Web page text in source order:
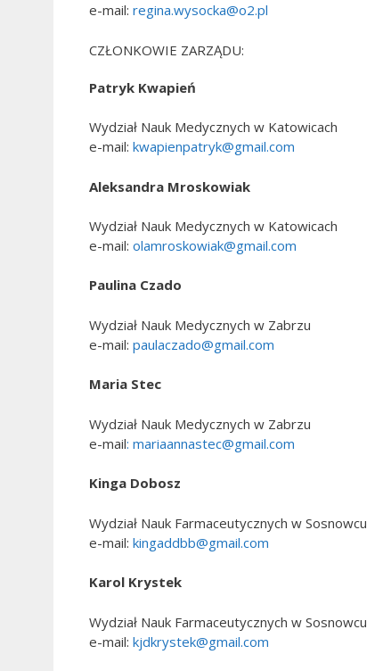
e-mail: regina.wysocka@o2.pl
CZŁONKOWIE ZARZĄDU:
Patryk Kwapień
Wydział Nauk Medycznych w Katowicach
e-mail: kwapienpatryk@gmail.com
Aleksandra Mroskowiak
Wydział Nauk Medycznych w Katowicach
e-mail: olamroskowiak@gmail.com
Paulina Czado
Wydział Nauk Medycznych w Zabrzu
e-mail: paulaczado@gmail.com
Maria Stec
Wydział Nauk Medycznych w Zabrzu
e-mail: mariaannastec@gmail.com
Kinga Dobosz
Wydział Nauk Farmaceutycznych w Sosnowcu
e-mail: kingaddbb@gmail.com
Karol Krystek
Wydział Nauk Farmaceutycznych w Sosnowcu
e-mail: kjdkrystek@gmail.com